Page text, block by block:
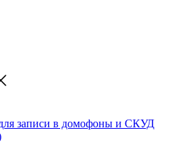
записи в домофоны и СКУД